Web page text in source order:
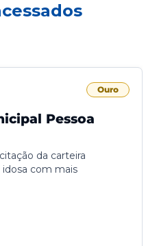
Ouro
Pessoa
da carteira
com mais